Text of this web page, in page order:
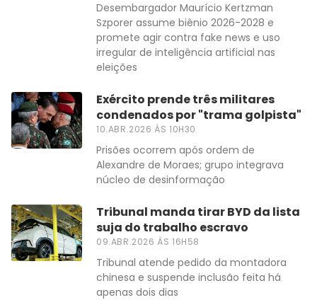
Desembargador Maurício Kertzman
Szporer assume biênio 2026-2028 e
promete agir contra fake news e uso
irregular de inteligência artificial nas
eleições
Exército prende três militares
condenados por "trama golpista"
10.ABR.2026 ÀS 10H30
Prisões ocorrem após ordem de
Alexandre de Moraes; grupo integrava
núcleo de desinformação
Tribunal manda tirar BYD da lista
suja do trabalho escravo
09.ABR.2026 ÀS 16H58
Tribunal atende pedido da montadora
chinesa e suspende inclusão feita há
apenas dois dias